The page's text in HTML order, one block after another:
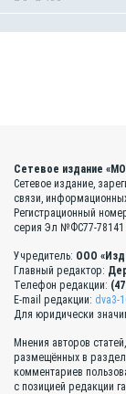
Сетевое издание
Сетевое издание,
связи,
Регистрационный
серия Эл №ФС77-78141
Учредитель: ООО
Главный редактор:
Телефон редакции:
E-mail редакции: dva3-
Для юридически
Мнения авторов
размещённых в
комментариев
с позицией редакции